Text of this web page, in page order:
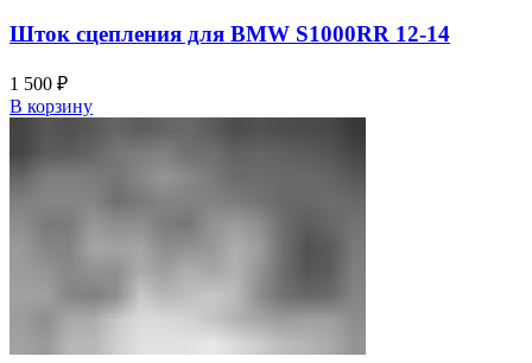
Шток сцепления для BMW S1000RR 12-14
1 500 ₽
В корзину